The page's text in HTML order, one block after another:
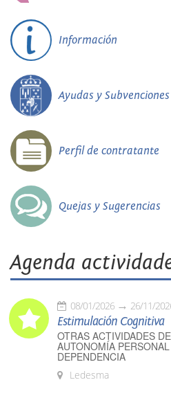
Información
Ayudas y Subvenciones
Perfil de contratante
Quejas y Sugerencias
Agenda
08/01/2026 26/11/
Estimulación Cognitiva
OTRAS ACTIVIDADES
AUTONOMÍA
DEPENDENCIA
Ledesma